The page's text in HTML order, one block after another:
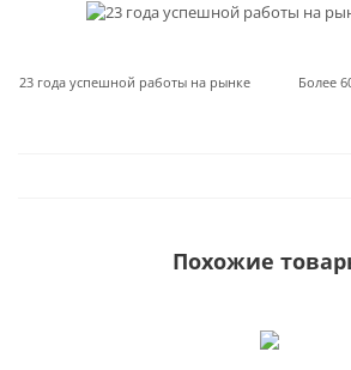
23 года успешной работы на рынке Более
Похожие